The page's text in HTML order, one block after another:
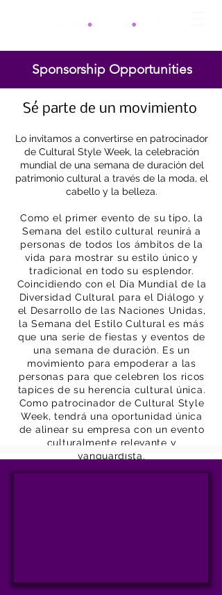
Sponsorship Opportunities
Sé parte de un movimiento
Lo invitamos a convertirse en patrocinador
de Cultural Style Week, la celebración
mundial de una semana de duración del
patrimonio cultural a través de la moda, el
cabello y la belleza.
Como el primer evento de su tipo, la
Semana del estilo cultural reunirá a
personas de todos los ámbitos de la
vida para mostrar su estilo único y
tradicional en todo su esplendor.
Coincidiendo con el Día Mundial de la
Diversidad Cultural para el Diálogo y
el Desarrollo de las Naciones Unidas,
la Semana del Estilo Cultural es más
que una serie de fiestas y eventos de
una semana de duración. Es un
movimiento para empoderar a las
personas para que celebren los ricos
tapices de su herencia cultural única.
Como patrocinador de Cultural Style
Week, tendrá una oportunidad única
de alinear su empresa con un evento
culturalmente relevante y
vanguardista.